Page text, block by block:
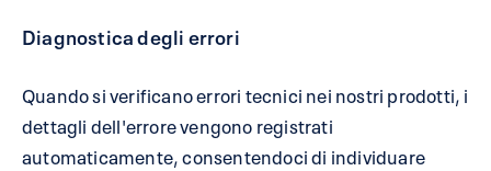
Diagnostica degli errori
Quando si verificano errori tecnici nei nostri prodotti, i
dettagli dell'errore vengono registrati
automaticamente, consentendoci di individuare